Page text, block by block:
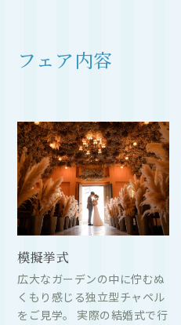
フェア内容
模擬挙式
広大なガーデンの中に佇むぬ
くもり感じる独立型チャペル
をご見学。 実際の結婚式で行